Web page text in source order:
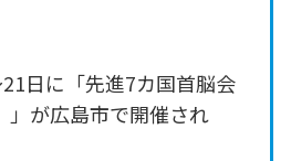
日に「先進7カ国首脳会
」が広島市で開催され